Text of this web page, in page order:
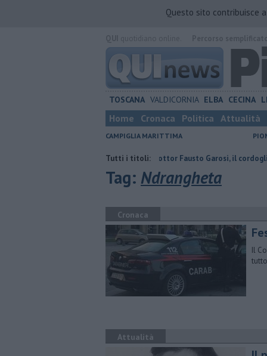
Questo sito contribuisce
TOSCANA VALDICORNIA ELBA CECINA
Home Cronaca Politica Attualità
CAMPIGLIA MARITTIMA
Tutti i titoli:
Addio al dottor Fausto Garosi, il cordoglio Da
Tag: Ndrangheta
Cronaca
Il
Attualità